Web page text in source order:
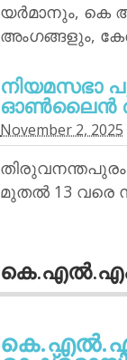
യര്‍മാനും, കെ
അംഗങ്ങളും,
നിയമസഭാ
ഓണ്‍ലൈന്‍
November 2, 2025
മുതല്‍ 13 വരെ